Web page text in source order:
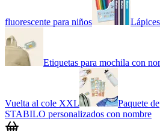
fluorescente para niños
Etiquetas para mochila con
Vuelta al cole XXL Paquete
STABILO personalizados con nombre